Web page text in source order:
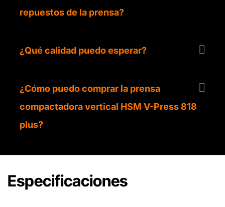
repuestos de la prensa?
¿Qué calidad puedo esperar?
¿Cómo puedo comprar la prensa
compactadora vertical HSM V-Press 818
plus?
Especificaciones